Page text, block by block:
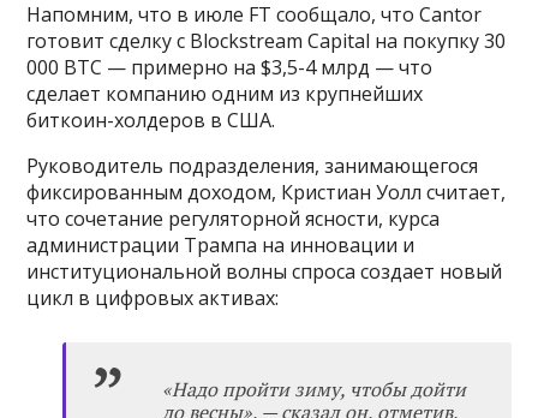
Напомним, что в июле FT сообщало, что Cantor
готовит сделку с Blockstream Capital на покупку 30
000 BTC — примерно на $3,5-4 млрд — что
сделает компанию одним из крупнейших
биткоин-холдеров в США.
Руководитель подразделения, занимающегося
фиксированным доходом, Кристиан Уолл считает,
что сочетание регуляторной ясности, курса
администрации Трампа на инновации и
институциональной волны спроса создает новый
цикл в цифровых активах:
«Надо пройти зиму, чтобы дойти
до весны», — сказал он, отметив,